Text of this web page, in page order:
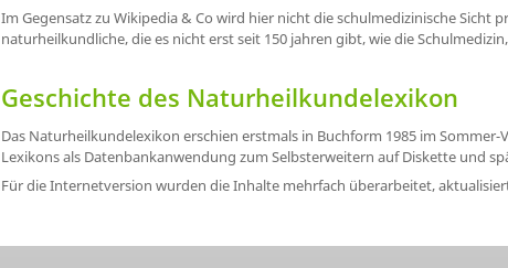
Im Gegensatz zu Wikipedia & Co wird hier nicht die schulmedizinische Sicht
naturheilkundliche, die es nicht erst seit 150 jahren gibt, wie die
Geschichte des Naturheilkundelexikon
Das Naturheilkundelexikon erschien erstmals in Buchform 1985 im
Lexikons als Datenbankanwendung zum Selbsterweitern auf Diskette und
Für die Internetversion wurden die Inhalte mehrfach überarbeitet,